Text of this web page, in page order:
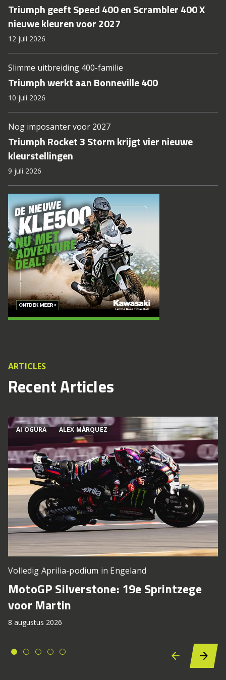
Triumph geeft Speed 400 en Scrambler 400 X
nieuwe kleuren voor 2027
12 juli 2026
Slimme uitbreiding 400-familie
Triumph werkt aan Bonneville 400
10 juli 2026
Nog imposanter voor 2027
Triumph Rocket 3 Storm krijgt vier nieuwe
kleurstellingen
9 juli 2026
ARTICLES
Recent Articles
AI OGURA ALEX MÁRQUEZ
Volledig Aprilia-podium in Engeland
MotoGP Silverstone: 19e Sprintzege
voor Martin
8 augustus 2026